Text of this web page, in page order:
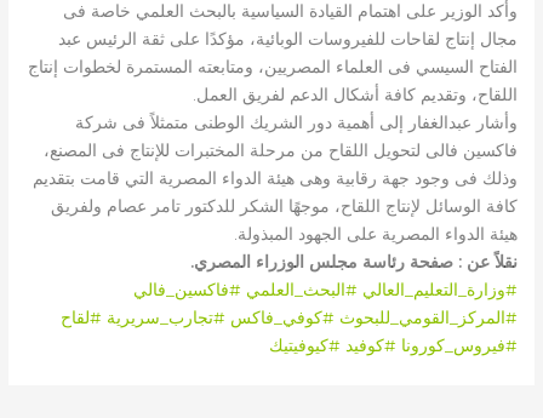
وأكد الوزير على اهتمام القيادة السياسية بالبحث العلمي خاصة فى
مجال إنتاج لقاحات للفيروسات الوبائية، مؤكدًا على ثقة الرئيس عبد
الفتاح السيسي فى العلماء المصريين، ومتابعته المستمرة لخطوات إنتاج
اللقاح، وتقديم كافة أشكال الدعم لفريق العمل.
وأشار عبدالغفار إلى أهمية دور الشريك الوطنى متمثلاً فى شركة
فاكسين فالى لتحويل اللقاح من مرحلة المختبرات للإنتاج فى المصنع،
وذلك فى وجود جهة رقابية وهى هيئة الدواء المصرية التي قامت بتقديم
كافة الوسائل لإنتاج اللقاح، موجهًا الشكر للدكتور تامر عصام ولفريق
هيئة الدواء المصرية على الجهود المبذولة.
نقلاً عن : صفحة رئاسة مجلس الوزراء المصري.
#وزارة_التعليم_العالي #البحث_العلمي #فاكسين_فالي
#المركز_القومي_للبحوث #كوفي_فاكس #تجارب_سريرية #لقاح
#فيروس_كورونا #كوفيد #كيوفيتيك